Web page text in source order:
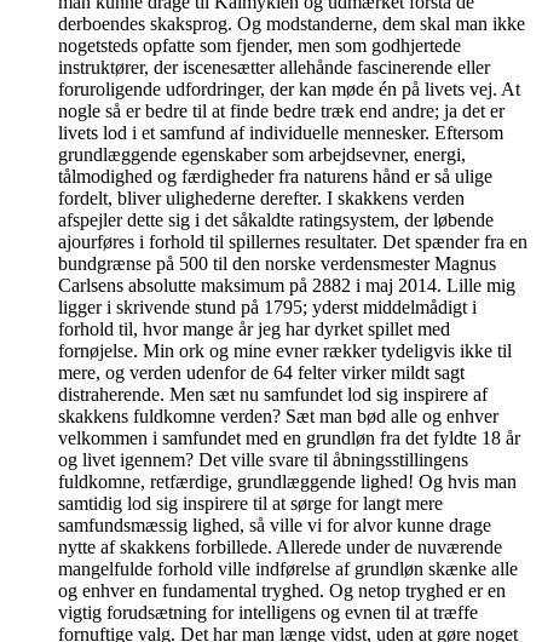
derboendes skaksprog. Og modstanderne, dem skal man ikke
nogetsteds opfatte som fjender, men som godhjertede
instruktører, der iscenesætter allehånde fascinerende eller
foruroligende udfordringer, der kan møde én på livets vej. At
nogle så er bedre til at finde bedre træk end andre; ja det er
livets lod i et samfund af individuelle mennesker. Eftersom
grundlæggende egenskaber som arbejdsevner, energi,
tålmodighed og færdigheder fra naturens hånd er så ulige
fordelt, bliver ulighederne derefter. I skakkens verden
afspejler dette sig i det såkaldte ratingsystem, der løbende
ajourføres i forhold til spillernes resultater. Det spænder fra en
bundgrænse på 500 til den norske verdensmester Magnus
Carlsens absolutte maksimum på 2882 i maj 2014. Lille mig
ligger i skrivende stund på 1795; yderst middelmådigt i
forhold til, hvor mange år jeg har dyrket spillet med
fornøjelse. Min ork og mine evner rækker tydeligvis ikke til
mere, og verden udenfor de 64 felter virker mildt sagt
distraherende. Men sæt nu samfundet lod sig inspirere af
skakkens fuldkomne verden? Sæt man bød alle og enhver
velkommen i samfundet med en grundløn fra det fyldte 18 år
og livet igennem? Det ville svare til åbningsstillingens
fuldkomne, retfærdige, grundlæggende lighed! Og hvis man
samtidig lod sig inspirere til at sørge for langt mere
samfundsmæssig lighed, så ville vi for alvor kunne drage
nytte af skakkens forbillede. Allerede under de nuværende
mangelfulde forhold ville indførelse af grundløn skænke alle
og enhver en fundamental tryghed. Og netop tryghed er en
vigtig forudsætning for intelligens og evnen til at træffe
fornuftige valg. Det har man længe vidst, uden at gøre noget